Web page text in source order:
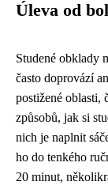
Úleva od
Studené obklady
často doprovází
postižené oblasti,
způsobů, jak si
nich je naplnit
ho do tenkého
20 minut,